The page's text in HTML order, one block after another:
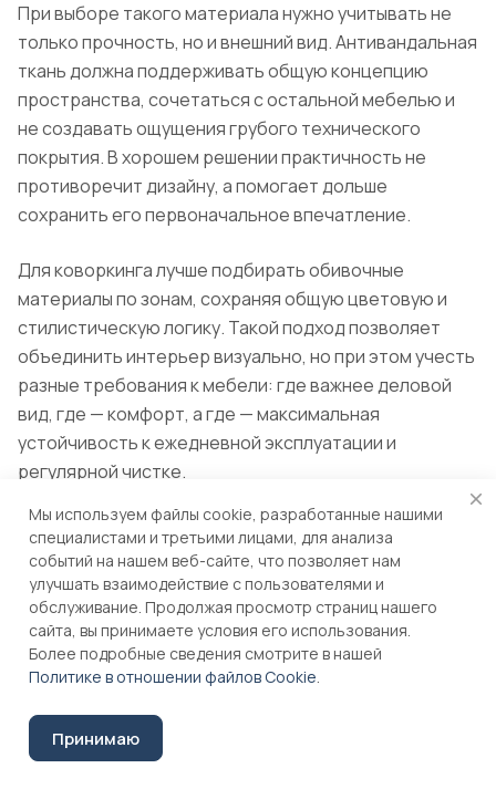
При выборе такого материала нужно учитывать не
только прочность, но и внешний вид. Антивандальная
ткань должна поддерживать общую концепцию
пространства, сочетаться с остальной мебелью и
не создавать ощущения грубого технического
покрытия. В хорошем решении практичность не
противоречит дизайну, а помогает дольше
сохранить его первоначальное впечатление.
Для коворкинга лучше подбирать обивочные
материалы по зонам, сохраняя общую цветовую и
стилистическую логику. Такой подход позволяет
объединить интерьер визуально, но при этом учесть
разные требования к мебели: где важнее деловой
вид, где — комфорт, а где — максимальная
устойчивость к ежедневной эксплуатации и
регулярной чистке.
Уход за обивкой в
коворкинге: почему это
нужно учитывать до покупки
мебели
условиях постоянного контакта с разными
пользователями. На диваны, кресла и пуфы садятся в
Мы используем файлы cookie, разработанные нашими
специалистами и третьими лицами, для анализа
событий на нашем веб-сайте, что позволяет нам
улучшать взаимодействие с пользователями и
обслуживание. Продолжая просмотр страниц нашего
сайта, вы принимаете условия его использования.
Более подробные сведения смотрите в нашей
Политике в отношении файлов Cookie.
Принимаю